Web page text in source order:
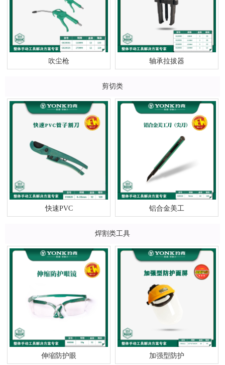
吹尘枪 轴承拉拔器
剪切类
快速PVC 铝合金美工
焊割类工具
伸缩防护眼 加强型防护